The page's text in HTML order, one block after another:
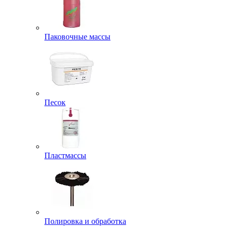
Паковочные массы
Песок
Пластмассы
Полировка и обработка